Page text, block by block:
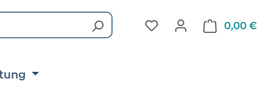
Du hast 0 Produkte auf
0,00 €